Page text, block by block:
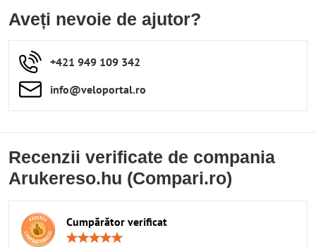
Aveți nevoie de ajutor?
+421 949 109 342
info​​@veloportal​.ro
Recenzii verificate de compania
Arukereso.hu (Compari.ro)
Cumpărător verificat